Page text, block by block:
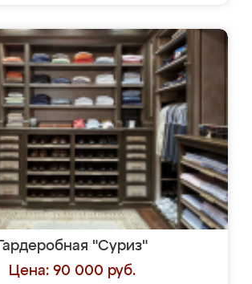
Гардеробная "Суриз"
Цена: 90 000 руб.